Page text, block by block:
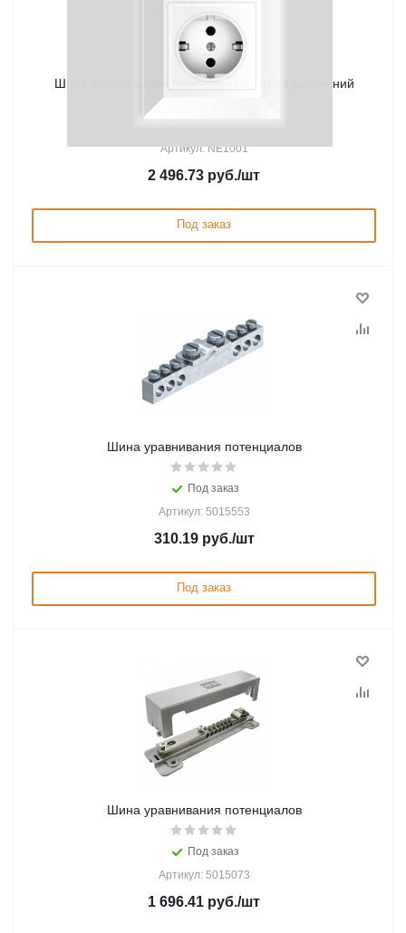
Шина уравнивания потенциалов, 10 подключений
Артикул: NE1001
2 496.73 руб./шт
Под заказ
Шина уравнивания потенциалов
Под заказ
Артикул: 5015553
310.19руб./шт
Под заказ
Шина уравнивания потенциалов
Под заказ
Артикул: 5015073
1 696.41 руб./шт